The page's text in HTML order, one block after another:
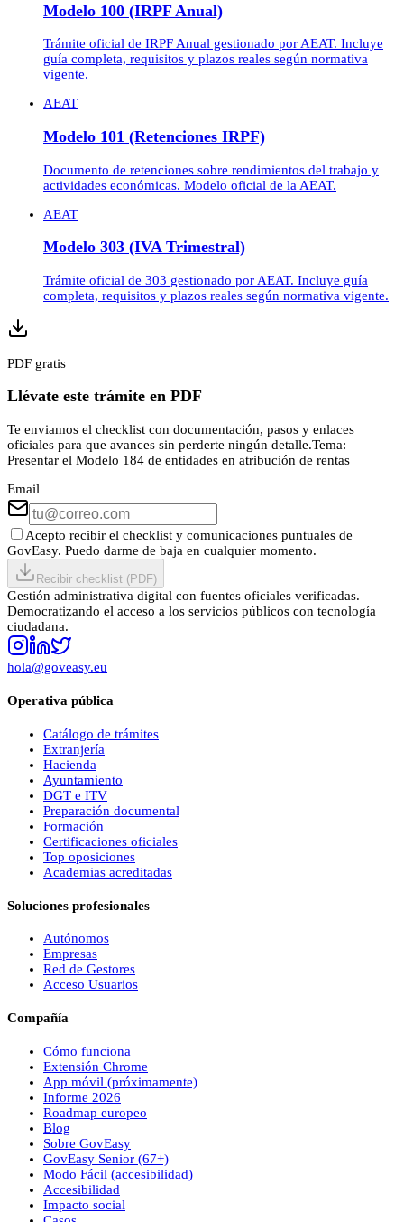
Modelo 100 (IRPF Anual)
Trámite oficial de IRPF Anual gestionado por AEAT. Incluye
guía completa, requisitos y plazos reales según normativa
vigente.
AEAT
Modelo 101 (Retenciones IRPF)
Documento de retenciones sobre rendimientos del trabajo y
actividades económicas. Modelo oficial de la AEAT.
AEAT
Modelo 303 (IVA Trimestral)
Trámite oficial de 303 gestionado por AEAT. Incluye guía
completa, requisitos y plazos reales según normativa vigente.
PDF gratis
Llévate este trámite en PDF
Te enviamos el checklist con documentación, pasos y enlaces
oficiales para que avances sin perderte ningún detalle.Tema:
Presentar el Modelo 184 de entidades en atribución de rentas
Email
Acepto recibir el checklist y comunicaciones puntuales de
GovEasy. Puedo darme de baja en cualquier momento.
Recibir checklist (PDF)
Gestión administrativa digital con fuentes oficiales verificadas.
Democratizando el acceso a los servicios públicos con tecnología
ciudadana.
hola@goveasy.eu
Operativa pública
Catálogo de trámites
Extranjería
Hacienda
Ayuntamiento
DGT e ITV
Preparación documental
Formación
Certificaciones oficiales
Top oposiciones
Academias acreditadas
Soluciones profesionales
Autónomos
Empresas
Red de Gestores
Acceso Usuarios
Compañía
Cómo funciona
Extensión Chrome
App móvil (próximamente)
Informe 2026
Roadmap europeo
Blog
Sobre GovEasy
GovEasy Senior (67+)
Modo Fácil (accesibilidad)
Accesibilidad
Impacto social